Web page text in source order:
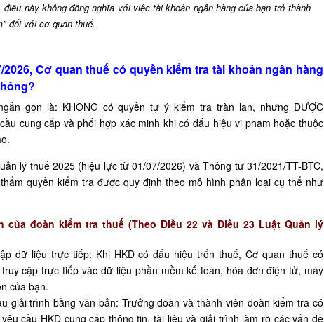
điều này không đồng nghĩa với việc tài khoản ngân hàng của bạn trở thành
đối với cơ quan thuế.
2026, Cơ quan thuế có quyền kiểm tra tài khoản ngân hàng
gọn là: KHÔNG có quyền tự ý kiểm tra tràn lan, nhưng ĐƯỢC
cung cấp và phối hợp xác minh khi có dấu hiệu vi phạm hoặc thuộc
lý thuế 2025 (hiệu lực từ 01/07/2026) và Thông tư 31/2021/TT-BTC,
quyền kiểm tra được quy định theo mô hình phân loại cụ thể như
của đoàn kiểm tra thuế (Theo Điều 22 và Điều 23 Luật Quản lý
dữ liệu trực tiếp: Khi HKD có dấu hiệu trốn thuế, Cơ quan thuế có
cập trực tiếp vào dữ liệu phần mềm kế toán, hóa đơn điện tử, máy
của bạn.
giải trình bằng văn bản: Trưởng đoàn và thành viên đoàn kiểm tra có
cầu HKD cung cấp thông tin, tài liệu và giải trình làm rõ các vấn đề